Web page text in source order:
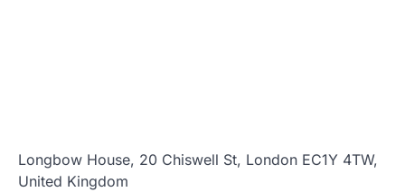
Longbow House, 20 Chiswell St, London EC1Y 4TW,
United Kingdom